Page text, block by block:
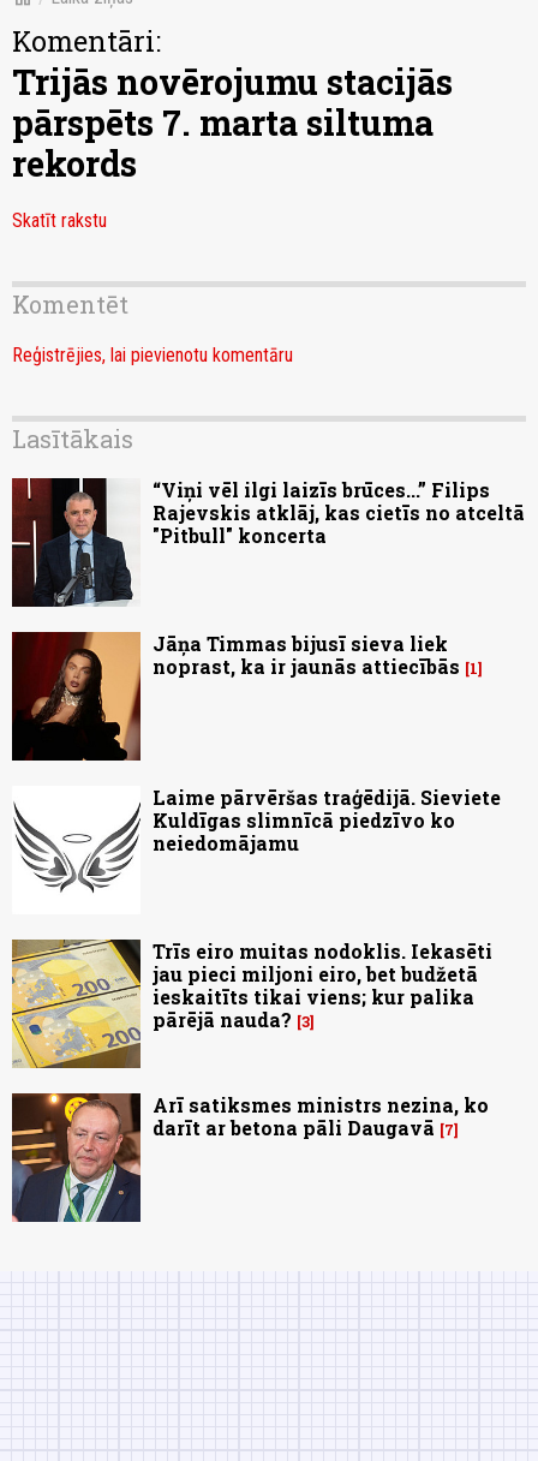
Komentāri:
Trijās novērojumu stacijās
pārspēts 7. marta siltuma
rekords
Skatīt rakstu
Komentēt
Reģistrējies, lai pievienotu komentāru
Lasītākais
“Viņi vēl ilgi laizīs brūces...” Filips
Rajevskis atklāj, kas cietīs no atceltā
"Pitbull" koncerta
Jāņa Timmas bijusī sieva liek
noprast, ka ir jaunās attiecībās
1
Laime pārvēršas traģēdijā. Sieviete
Kuldīgas slimnīcā piedzīvo ko
neiedomājamu
Trīs eiro muitas nodoklis. Iekasēti
jau pieci miljoni eiro, bet budžetā
ieskaitīts tikai viens; kur palika
pārējā nauda? 3
Arī satiksmes ministrs nezina, ko
darīt ar betona pāli Daugavā
7